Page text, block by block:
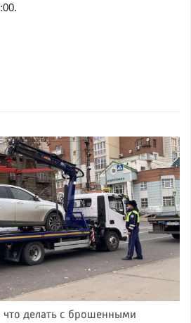
что делать с брошенными